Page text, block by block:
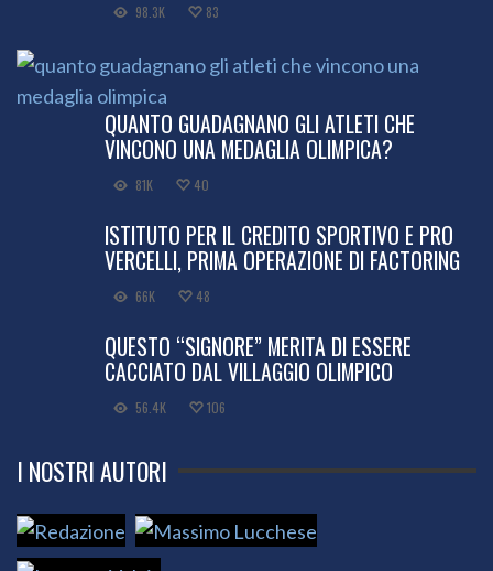
98.3K 83
QUANTO GUADAGNANO GLI ATLETI CHE
VINCONO UNA MEDAGLIA OLIMPICA?
81K 40
ISTITUTO PER IL CREDITO SPORTIVO E PRO
VERCELLI, PRIMA OPERAZIONE DI FACTORING
66K 48
QUESTO “SIGNORE” MERITA DI ESSERE
CACCIATO DAL VILLAGGIO OLIMPICO
56.4K 106
I NOSTRI AUTORI